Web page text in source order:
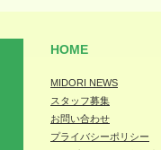
HOME
MIDORI NEWS
スタッフ募集
お問い合わせ
プライバシーポリシー